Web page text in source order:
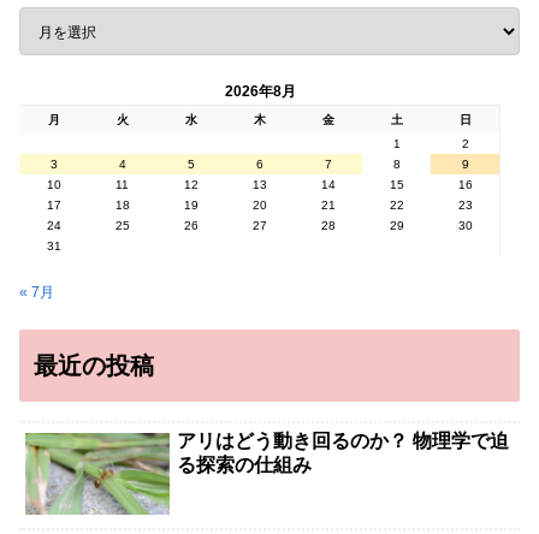
2026年8月
月 火 水 木 金 土
日
1
2
3
4 5 6 7 8
9
10
11 12 13 14 15
16
17
18 19 20 21 22
23
24
25 26 27 28 29
30
31
« 7月
最近の投稿
アリはどう動き回るのか？ 物理学で迫
る探索の仕組み